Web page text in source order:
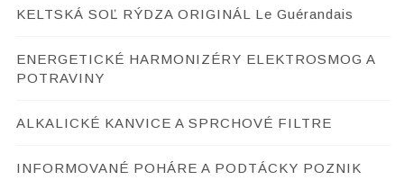
KELTSKÁ SOĽ RÝDZA ORIGINÁL Le Guérandais
ENERGETICKÉ HARMONIZÉRY ELEKTROSMOG A
POTRAVINY
ALKALICKÉ KANVICE A SPRCHOVÉ FILTRE
INFORMOVANÉ POHÁRE A PODTÁCKY POZNIK